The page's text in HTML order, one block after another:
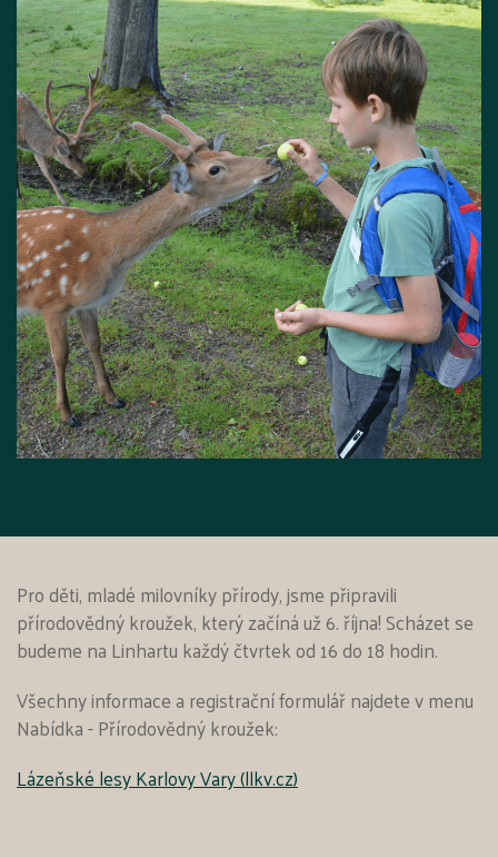
Pro děti, mladé milovníky přírody, jsme připravili
přírodovědný kroužek, který začíná už 6. října! Scházet se
budeme na Linhartu každý čtvrtek od 16 do 18 hodin.
Všechny informace a registrační formulář najdete v menu
Nabídka - Přírodovědný kroužek:
Lázeňské lesy Karlovy Vary (llkv.cz)